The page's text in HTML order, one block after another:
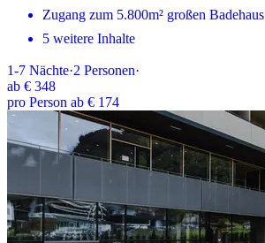
Zugang zum 5.800m² großen Badehaus
5 weitere Inhalte
1-7 Nächte·2 Personen·
ab € 348
pro Person ab € 174